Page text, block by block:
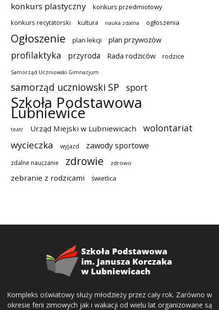
konkurs plastyczny
konkurs przedmiotowy
konkurs recytatorski
kultura nauka zdalna ogłoszenia
Ogłoszenie plan lekcji plan przywozów
profilaktyka przyroda Rada rodziców rodzice
Samorząd Uczniowski Gimnazjum
samorząd uczniowski SP sport
Szkoła Podstawowa
Lubniewice
teatr Urząd Miejski w Lubniewicach wolontariat
wycieczka wyjazd zawody sportowe
zdalne nauczanie zdrowie zdrowo
zebranie z rodzicami świetlica
Kompleks oświatowy służy młodzieży przez cały rok. Zarówno w
okresie ferii zimowych jak i wakacji od wielu lat organizowane są